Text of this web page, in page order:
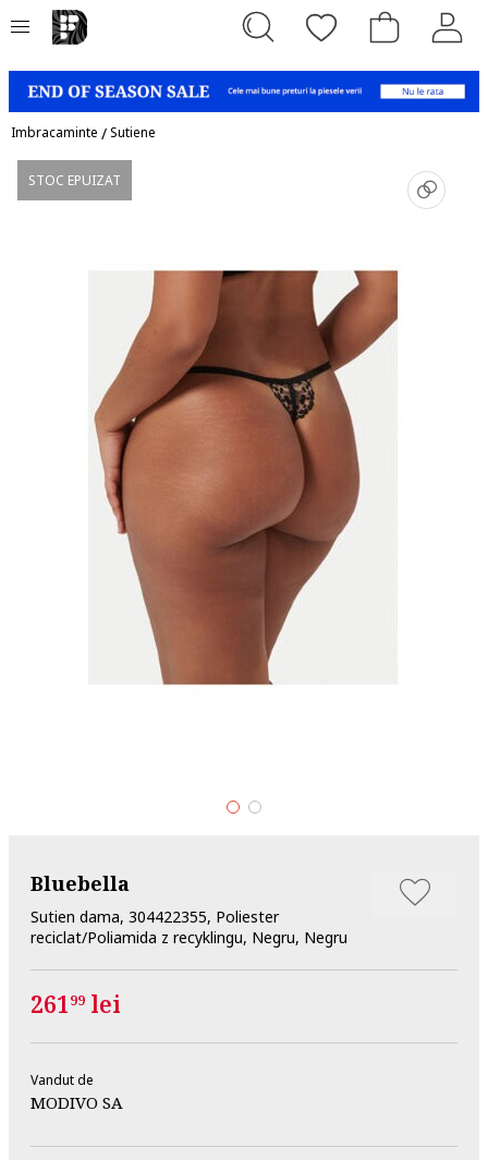
Imbracaminte /Sutiene
STOC EPUIZAT
Bluebella
Sutien dama, 304422355, Poliester
reciclat/Poliamida z recyklingu, Negru, Negru
26199 lei
Vandut de
MODIVO SA